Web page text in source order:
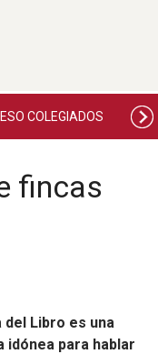
COLEGIADOS
fincas
del Libro es una
idónea para hablar